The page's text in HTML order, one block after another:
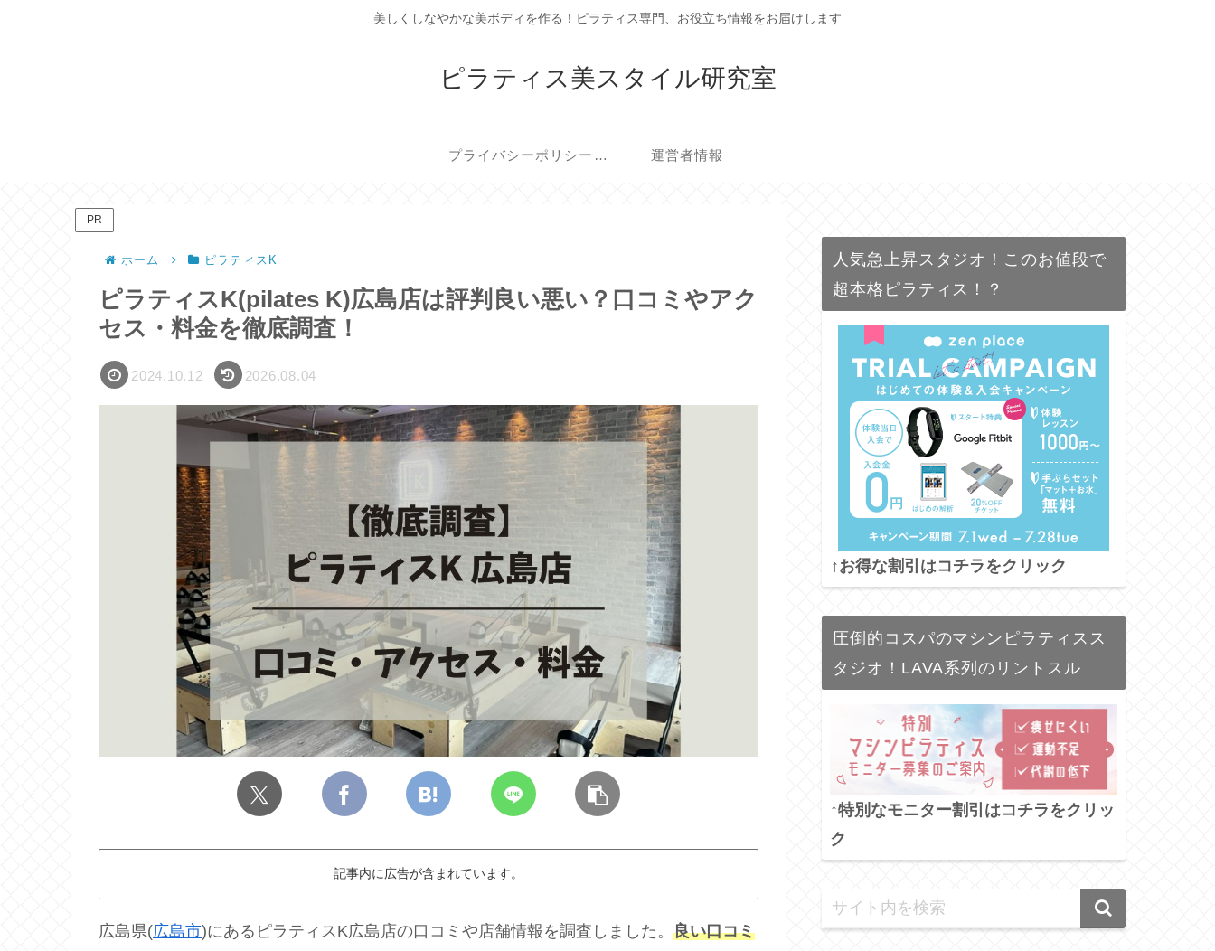
美しくしなやかな美ボディを作る！ピラティス専門、お役立ち情報をお届けします
ピラティス美スタイル研究室
プライバシーポリシー・免責事項 運営者情報
PR
ホーム ピラティスK
ピラティスK(pilates K)広島店は評判良い悪い？口コミやアク
セス・料金を徹底調査！
2024.10.12 2026.08.04
記事内に広告が含まれています。
広島県(広島市)にあるピラティスK広島店の口コミや店舗情報を調査しました。 良い口コミ
人気急上昇スタジオ！このお値段で
超本格ピラティス！？
↑お得な割引はコチラをクリック
圧倒的コスパのマシンピラティスス
タジオ！LAVA系列のリントスル
↑特別なモニター割引はコチラをクリッ
ク